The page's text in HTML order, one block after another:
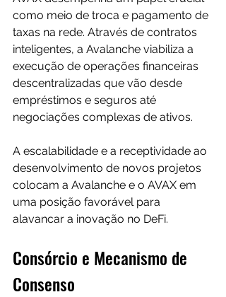
como meio de troca e pagamento de
taxas na rede. Através de contratos
inteligentes, a Avalanche viabiliza a
execução de operações financeiras
descentralizadas que vão desde
empréstimos e seguros até
negociações complexas de ativos.
A escalabilidade e a receptividade ao
desenvolvimento de novos projetos
colocam a Avalanche e o AVAX em
uma posição favorável para
alavancar a inovação no DeFi.
Consórcio e Mecanismo de
Consenso